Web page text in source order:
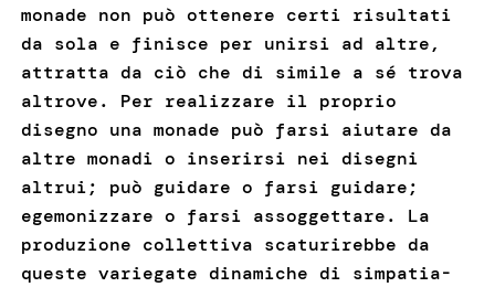
monade non può ottenere certi risultati
da sola e finisce per unirsi ad altre,
attratta da ciò che di simile a sé trova
altrove. Per realizzare il proprio
disegno una monade può farsi aiutare da
altre monadi o inserirsi nei disegni
altrui; può guidare o farsi guidare;
egemonizzare o farsi assoggettare. La
produzione collettiva scaturirebbe da
queste variegate dinamiche di simpatia-